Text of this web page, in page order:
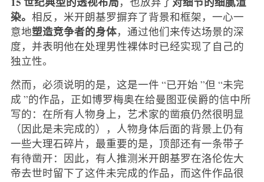
染。 相反，米开朗基罗摒弃了背景和框架，一心一
意地塑造竞争者的身体，通过他们来传达场景的深
度，并表明他在处理男性裸体时已经实现了自己的
独立性。
然而，必须说明的是，这是一件 “已开始 ”但 “未完
成 ”的作品，正如博罗梅奥在给曼图亚侯爵的信中所
写的：在所有人物身上，艺术家的凿痕仍然很明显
（因此是未完成的），人物身体后面的背景上仍有
一些大理石碎片，最重要的是，顶部还有一条带子
有待凿开：因此，有人推测米开朗基罗在洛伦佐大
帝去世时留下了这件未完成的作品，而这件作品很